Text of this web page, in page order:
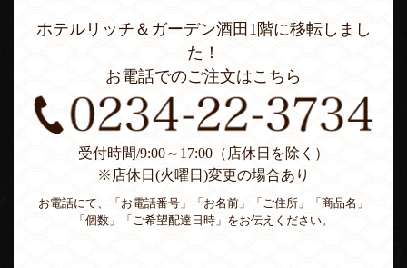
ホテルリッチ＆ガーデン酒田1階に移転しまし
た！
お電話でのご注文はこちら
受付時間/9:00～17:00（店休日を除く）
※店休日(火曜日)変更の場合あり
お電話にて、「お電話番号」「お名前」「ご住所」「商品名」
「個数」「ご希望配達日時」をお伝えください。